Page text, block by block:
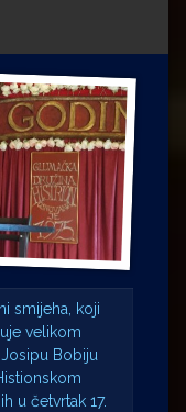
smijeha, koji
velikom
Bobiju
u četvrtak 17.